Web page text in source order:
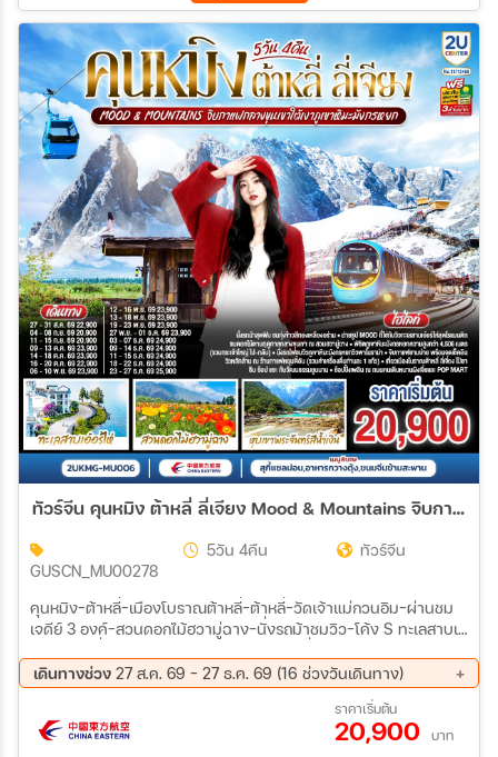
ทัวร์จีน คุนหมิง ต้าหลี่ ลี่เจียง Mood & Mountains จิบกาแฟกลางขุนเขาใต้เงาภูเขาหิมะมังกรหยก *ทัวร์ไม่ลงร้าน* 5วัน 4คืน (MU)
GUSCN_MU00278
5วัน 4คืน ทัวร์จีน
คุนหมิง-ต้าหลี่-เมืองโบราณต้าหลี่-ต้าหลี่-วัดเจ้าแม่กวนอิม-ผ่านชม
เจดีย์ 3 องค์-สวนดอกไม้ฮวามู่ฉาง-นั่งรถม้าชมวิว-โค้ง S ทะเลสาบเอ๋
รวมกระเช้าใหญ่ ไป-กลับ – หุบพพระจันทร์สีน้ำเงิน รวมรถ
อุทยาน+แบตเตอรี่-ชมโชว์ IMPRESSION LIJIANG-นั่งรถไฟชมวิว
ภูเขาหิมะมังกรหยก-ร้านกาแฟหยุนตี้อัน (รวมค่าเครื่องดื่มท่านละ 1
แก้ว)-เมืองโบราณไป๋ซา-ลี่เจียง-รถไฟความเร็วสูงกลับสู่คุนหมิง+รวม
เดินทางช่วง 27 ส.ค. 69 - 27 ธ.ค. 69 (16 ช่วงวันเดินทาง)
04 ก.ย. 69 - 08 ก.ย. 69
11 ก.ย. 69 - 15 ก.ย. 69
09 ต.ค. 69 - 13 ต.ค. 69
14 ต.ค. 69 - 18 ต.ค. 69
16 ต.ค. 69 - 20 ต.ค. 69
ราคาเริ่มต้น
20,900 บาท